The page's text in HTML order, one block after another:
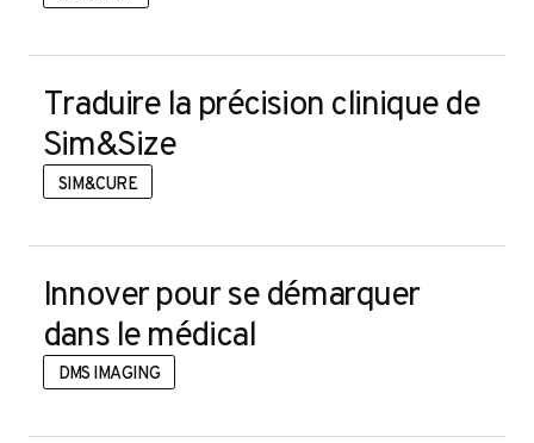
Contact
Traduire la précision clinique de
Sim&Size
SIM&CURE
Innover pour se démarquer
dans le médical
DMS IMAGING